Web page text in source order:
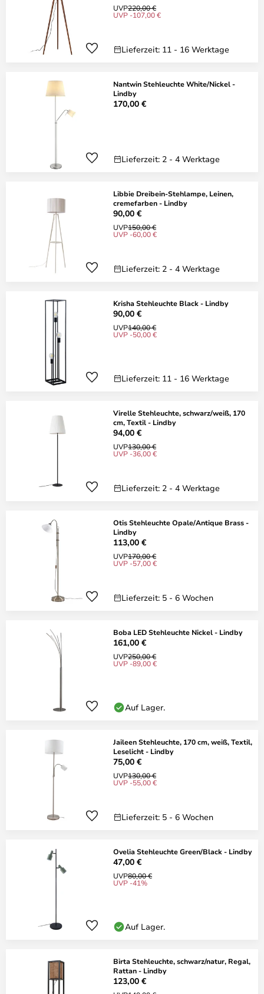
UVP220,00 €
UVP -107,00 €
Lieferzeit: 11 - 16 Werktage
Nantwin Stehleuchte White/Nickel -
Lindby
170,00 €
Lieferzeit: 2 - 4 Werktage
Libbie Dreibein-Stehlampe, Leinen,
cremefarben - Lindby
90,00 €
UVP150,00 €
UVP -60,00 €
Lieferzeit: 2 - 4 Werktage
Krisha Stehleuchte Black - Lindby
90,00 €
UVP140,00 €
UVP -50,00 €
Lieferzeit: 11 - 16 Werktage
Virelle Stehleuchte, schwarz/weiß, 170
cm, Textil - Lindby
94,00 €
UVP130,00 €
UVP -36,00 €
Lieferzeit: 2 - 4 Werktage
Otis Stehleuchte Opale/Antique Brass -
Lindby
113,00 €
UVP170,00 €
UVP -57,00 €
Lieferzeit: 5 - 6 Wochen
Boba LED Stehleuchte Nickel - Lindby
161,00 €
UVP250,00 €
UVP -89,00 €
Auf Lager.
Jaileen Stehleuchte, 170 cm, weiß, Textil,
Leselicht - Lindby
75,00 €
UVP130,00 €
UVP -55,00 €
Lieferzeit: 5 - 6 Wochen
Ovelia Stehleuchte Green/Black - Lindby
47,00 €
UVP80,00 €
UVP -41%
Auf Lager.
Birta Stehleuchte, schwarz/natur, Regal,
Rattan - Lindby
123,00 €